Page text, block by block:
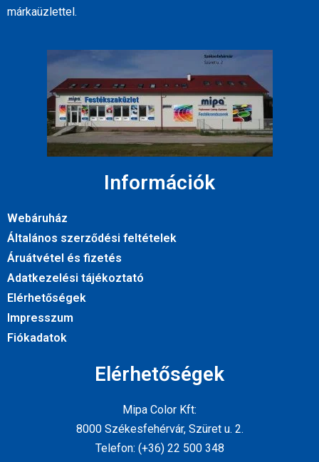
márkaüzlettel.
Információk
Webáruház
Általános szerződési feltételek
Áruátvétel és fizetés
Adatkezelési tájékoztató
Elérhetőségek
Impresszum
Fiókadatok
Elérhetőségek
Mipa Color Kft:
8000 Székesfehérvár, Szüret u. 2.
Telefon: (+36) 22 500 348